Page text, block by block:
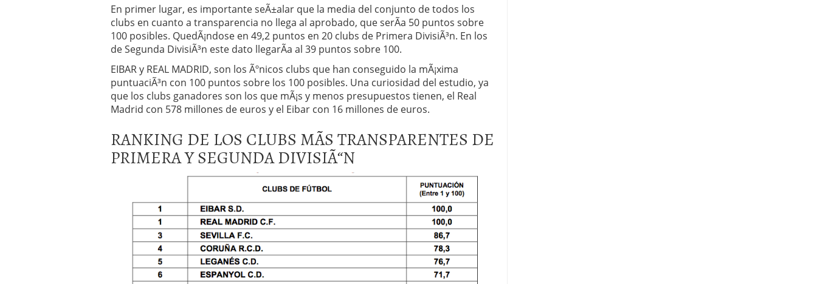
En primer lugar, es importante seÃ±alar que la media del conjunto de todos los
clubs en cuanto a transparencia no llega al aprobado, que serÃ­a 50 puntos sobre
100 posibles. QuedÃ¡ndose en 49,2 puntos en 20 clubs de Primera DivisiÃ³n. En los
de Segunda DivisiÃ³n este dato llegarÃ­a al 39 puntos sobre 100.
EIBAR y REAL MADRID, son los Ãºnicos clubs que han conseguido la mÃ¡xima
puntuaciÃ³n con 100 puntos sobre los 100 posibles. Una curiosidad del estudio, ya
que los clubs ganadores son los que mÃ¡s y menos presupuestos tienen, el Real
Madrid con 578 millones de euros y el Eibar con 16 millones de euros.
RANKING DE LOS CLUBS MÃS TRANSPARENTES DE
PRIMERA Y SEGUNDA DIVISIÃ“N